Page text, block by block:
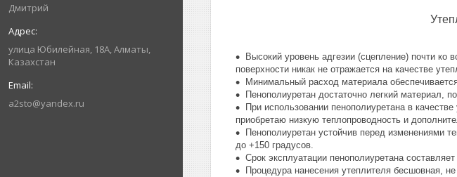
Дмитрий
улица Юбилeйнaя, 18А, Алматы,
Казахстан
a2sto@yandex.ru
Высокий уровень адгезии (сцепление) почти
поверхности никак не отражается на качестве
Минимальный расход материала
Пенополиуретан достаточно легкий материал,
При использовании пенополиуретана в качестве
приобретаю низкую теплопроводность и
Пенополиуретан устойчив перед изменениями
до +150 градусов.
Срок эксплуатации пенополиуретана
Процедура нанесения утеплителя бесшовная,